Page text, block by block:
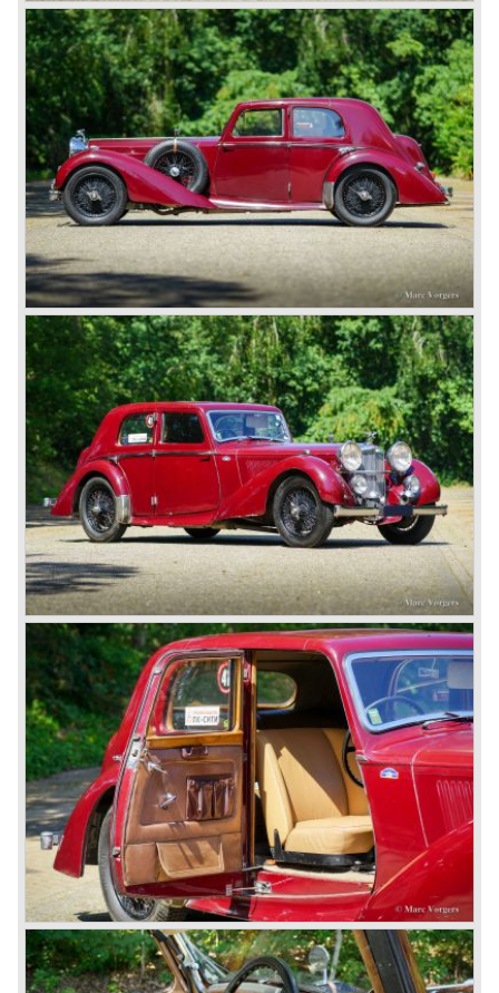
gewicht: 1830 kg. (saloon)
*Bron: The Story of the Red Triangle